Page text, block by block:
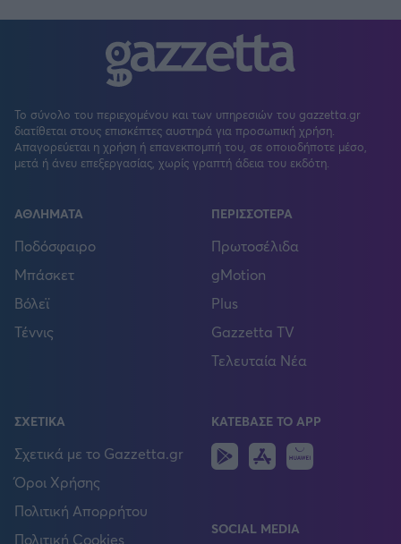
Το σύνολο του περιεχομένου και των υπηρεσιών του gazzetta.gr
διατίθεται στους επισκέπτες αυστηρά για προσωπική χρήση.
Απαγορεύεται η χρήση ή επανεκπομπή του, σε οποιοδήποτε μέσο,
μετά ή άνευ επεξεργασίας, χωρίς γραπτή άδεια του εκδότη.
ΑΘΛΗΜΑΤΑ
Ποδόσφαιρο
Μπάσκετ
Βόλεϊ
Τέννις
ΠΕΡΙΣΣΟΤΕΡΑ
Πρωτοσέλιδα
gMotion
Plus
Gazzetta TV
Τελευταία Νέα
ΣΧΕΤΙΚΑ
Σχετικά με το Gazzetta.gr
Όροι Χρήσης
Πολιτική Απορρήτου
Πολιτική Cookies
ΚΑΤΕΒΑΣΕ ΤΟ APP
Android
IOS
SOCIAL MEDIA